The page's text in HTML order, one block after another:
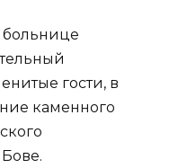
больнице
гости, в
каменного